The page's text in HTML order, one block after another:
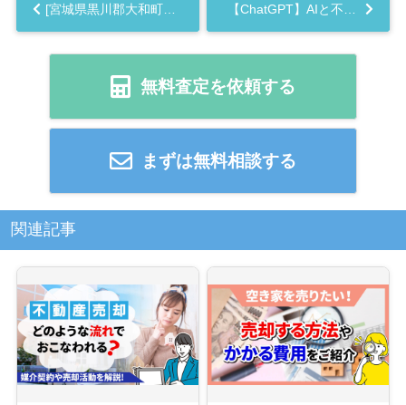
[宮城県黒川郡大和町 吉岡まほろば 吉岡南 吉岡天王寺]編 不動産売却の査定相場を知ろう【土地 建物 査定】2023年版...
無料査定を依頼する
まずは無料相談する
関連記事